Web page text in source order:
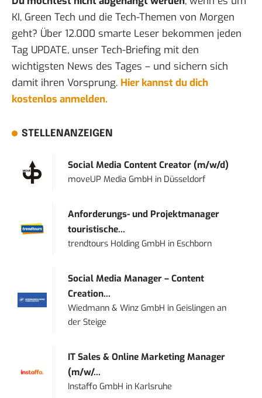
KI, Green Tech und die Tech-Themen von Morgen
geht? Über 12.000 smarte Leser bekommen jeden
Tag UPDATE, unser Tech-Briefing mit den
wichtigsten News des Tages – und sichern sich
damit ihren Vorsprung. Hier kannst du dich
kostenlos anmelden.
STELLENANZEIGEN
Social Media Content Creator (m/w/d)
moveUP Media GmbH in Düsseldorf
Anforderungs- und Projektmanager
touristische...
trendtours Holding GmbH in Eschborn
Social Media Manager – Content
Creation...
Wiedmann & Winz GmbH inGeislingen an
der Steige
IT Sales & Online Marketing Manager
(m/w/...
Instaffo GmbH in Karlsruhe